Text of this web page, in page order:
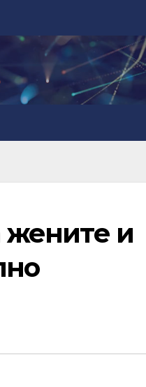
жените и